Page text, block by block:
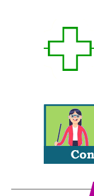
Comparte esto: